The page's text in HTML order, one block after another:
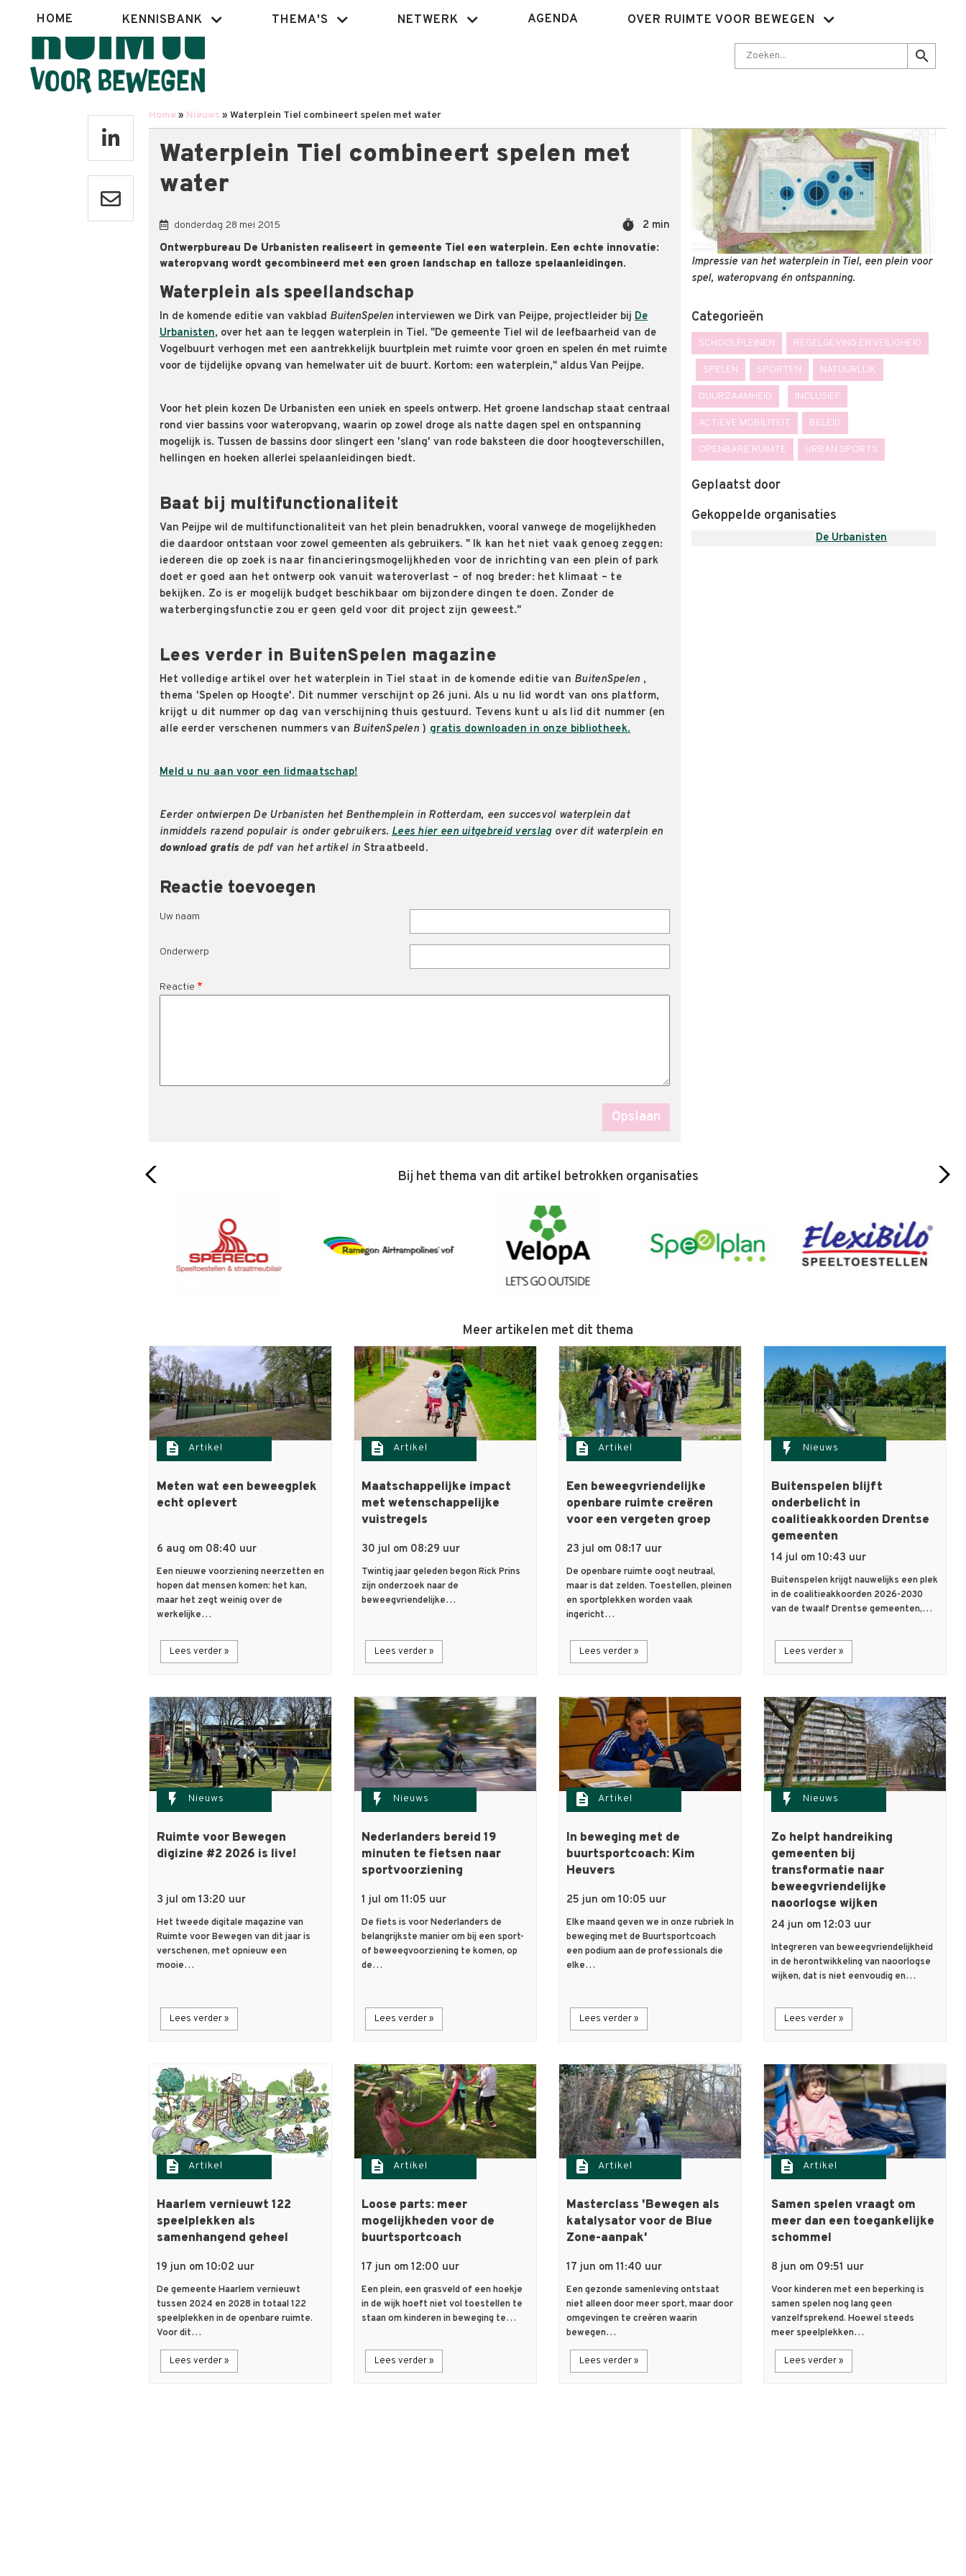
inhoud
Zoeken
search
Hoofdnavigatie
HOME KENNISBANK THEMA'S NETWERK AGENDA OVER RUIMTE VOOR BEWEGEN
Home Nieuws Waterplein Tiel combineert spelen met water
Waterplein Tiel combineert spelen met
water
donderdag 28 mei 2015 timer
2 min
Ontwerpbureau De Urbanisten realiseert in gemeente Tiel een waterplein. Een echte innovatie:
wateropvang wordt gecombineerd met een groen landschap en talloze spelaanleidingen.
Waterplein als speellandschap
In de komende editie van vakblad BuitenSpelen interviewen we Dirk van Peijpe, projectleider bij De
Urbanisten, over het aan te leggen waterplein in Tiel. "De gemeente Tiel wil de leefbaarheid van de
Vogelbuurt verhogen met een aantrekkelijk buurtplein met ruimte voor groen en spelen én met ruimte
voor de tijdelijke opvang van hemelwater uit de buurt. Kortom: een waterplein," aldus Van Peijpe.
Voor het plein kozen De Urbanisten een uniek en speels ontwerp. Het groene landschap staat centraal
rond vier bassins voor wateropvang, waarin op zowel droge als natte dagen spel en ontspanning
mogelijk is. Tussen de bassins door slingert een 'slang' van rode baksteen die door hoogteverschillen,
hellingen en hoeken allerlei spelaanleidingen biedt.
Baat bij multifunctionaliteit
Van Peijpe wil de multifunctionaliteit van het plein benadrukken, vooral vanwege de mogelijkheden
die daardoor ontstaan voor zowel gemeenten als gebruikers. " Ik kan het niet vaak genoeg zeggen:
iedereen die op zoek is naar financieringsmogelijkheden voor de inrichting van een plein of park
doet er goed aan het ontwerp ook vanuit wateroverlast – of nog breder: het klimaat – te
bekijken. Zo is er mogelijk budget beschikbaar om bijzondere dingen te doen. Zonder de
waterbergingsfunctie zou er geen geld voor dit project zijn geweest."
Lees verder in BuitenSpelen magazine
Het volledige artikel over het waterplein in Tiel staat in de komende editie van BuitenSpelen ,
thema 'Spelen op Hoogte'. Dit nummer verschijnt op 26 juni. Als u nu lid wordt van ons platform,
krijgt u dit nummer op dag van verschijning thuis gestuurd. Tevens kunt u als lid dit nummer (en
alle eerder verschenen nummers van BuitenSpelen ) gratis downloaden in onze bibliotheek.
Meld u nu aan voor een lidmaatschap!
Eerder ontwierpen De Urbanisten het Benthemplein in Rotterdam, een succesvol waterplein dat
inmiddels razend populair is onder gebruikers. Lees hier een uitgebreid verslagover dit waterplein en
download gratis de pdf van het artikel in Straatbeeld.
Reactie toevoegen
Uw naam
Onderwerp
Reactie
Impressie van het waterplein in Tiel, een plein voor
spel, wateropvang én ontspanning.
Categorieën
SCHOOLPLEINEN REGELGEVING EN VEILIGHEID
SPELEN SPORTEN NATUURLIJK
DUURZAAMHEID INCLUSIEF
ACTIEVE MOBILITEIT BELEID
OPENBARE RUIMTE URBAN SPORTS
Geplaatst door
Gekoppelde organisaties
De Urbanisten
Bij het thema van dit artikel betrokken organisaties
Meer artikelen met dit thema
description Artikel
Meten wat een beweegplek
echt oplevert
6 aug om 08:40 uur
Een nieuwe voorziening neerzetten en
hopen dat mensen komen: het kan,
maar het zegt weinig over de
werkelijke…
Lees verder »
description Artikel
Maatschappelijke impact
met wetenschappelijke
vuistregels
30 jul om 08:29 uur
Twintig jaar geleden begon Rick Prins
zijn onderzoek naar de
beweegvriendelijke…
Lees verder »
description Artikel
Een beweegvriendelijke
openbare ruimte creëren
voor een vergeten groep
23 jul om 08:17 uur
De openbare ruimte oogt neutraal,
maar is dat zelden. Toestellen, pleinen
en sportplekken worden vaak
ingericht…
Lees verder »
flash_on Nieuws
Buitenspelen blijft
onderbelicht in
coalitieakkoorden Drentse
gemeenten
14 jul om 10:43 uur
Buitenspelen krijgt nauwelijks een plek
in de coalitieakkoorden 2026-2030
van de twaalf Drentse gemeenten,…
Lees verder »
flash_on Nieuws
Ruimte voor Bewegen
digizine #2 2026 is live!
3 jul om 13:20 uur
Het tweede digitale magazine van
Ruimte voor Bewegen van dit jaar is
verschenen, met opnieuw een
mooie…
Lees verder »
flash_on Nieuws
Nederlanders bereid 19
minuten te fietsen naar
sportvoorziening
1 jul om 11:05 uur
De fiets is voor Nederlanders de
belangrijkste manier om bij een sport-
of beweegvoorziening te komen, op
de…
Lees verder »
description Artikel
In beweging met de
buurtsportcoach: Kim
Heuvers
25 jun om 10:05 uur
Elke maand geven we in onze rubriek In
beweging met de Buurtsportcoach
een podium aan de professionals die
elke…
Lees verder »
flash_on Nieuws
Zo helpt handreiking
gemeenten bij
transformatie naar
beweegvriendelijke
naoorlogse wijken
24 jun om 12:03 uur
Integreren van beweegvriendelijkheid
in de herontwikkeling van naoorlogse
wijken, dat is niet eenvoudig en…
Lees verder »
description Artikel
Haarlem vernieuwt 122
speelplekken als
samenhangend geheel
19 jun om 10:02 uur
De gemeente Haarlem vernieuwt
tussen 2024 en 2028 in totaal 122
speelplekken in de openbare ruimte.
Voor dit…
Lees verder »
description Artikel
Loose parts: meer
mogelijkheden voor de
buurtsportcoach
17 jun om 12:00 uur
Een plein, een grasveld of een hoekje
in de wijk hoeft niet vol toestellen te
staan om kinderen in beweging te…
Lees verder »
description Artikel
Masterclass 'Bewegen als
katalysator voor de Blue
Zone-aanpak'
17 jun om 11:40 uur
Een gezonde samenleving ontstaat
niet alleen door meer sport, maar door
omgevingen te creëren waarin
bewegen…
Lees verder »
description Artikel
Samen spelen vraagt om
meer dan een toegankelijke
schommel
8 jun om 09:51 uur
Voor kinderen met een beperking is
samen spelen nog lang geen
vanzelfsprekend. Hoewel steeds
meer speelplekken…
Lees verder »